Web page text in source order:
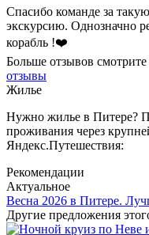
Спасибо команде за
экскурсию. Однозначно
корабль !❤️
Больше отзывов смотрите
отзывы
Жилье
Нужно жилье в Питере?
проживания через
Яндекс.Путешествия:
Рекомендации
Актуальное
Весна 2026 в Питере.
Другие предложения